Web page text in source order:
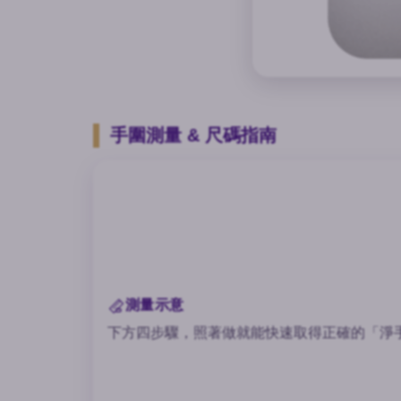
手圍測量 & 尺碼指南
測量示意
下方四步驟，照著做就能快速取得正確的「淨